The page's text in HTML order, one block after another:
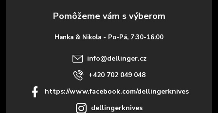
Hanka & Nikola - Po-Pá, 7:30-16:00
info@dellinger.cz
+420 702 049 048
https://www.facebook.com/dellingerknives
dellingerknives